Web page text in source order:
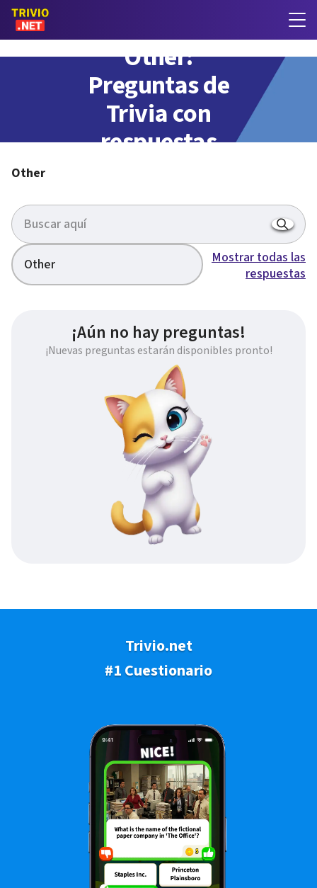
Other:
Preguntas de
Trivia con
respuestas
Other
Other
Mostrar todas las
respuestas
¡Aún no hay preguntas!
¡Nuevas preguntas estarán disponibles pronto!
Trivio.net
#1 Cuestionario